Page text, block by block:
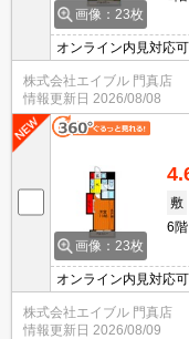
画像：23枚
オンライン内見対応
ムーズ。周辺には充
います。
株式会社エイブル 門真店
情報更新日 2026/08/08
画像：23枚
敷
6階
オンライン内見対応
ムーズ。周辺には充
株式会社エイブル 門真店
情報更新日 2026/08/09